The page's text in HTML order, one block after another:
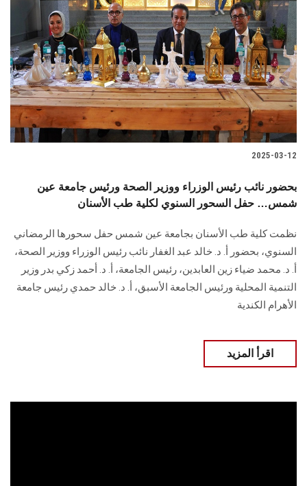
2025-03-12
بحضور نائب رئيس الوزراء ووزير الصحة ورئيس جامعة عين
شمس… حفل السحور السنوي لكلية طب الأسنان
نظمت كلية طب الأسنان بجامعة عين شمس حفل سحورها الرمضاني
السنوي، بحضور أ. د. خالد عبد الغفار نائب رئيس الوزراء ووزير الصحة،
أ. د. محمد ضياء زين العابدين، رئيس الجامعة، أ. د. أحمد زكي بدر وزير
التنمية المحلية ورئيس الجامعة الأسبق، أ. د. خالد حمدي رئيس جامعة
الأهرام الكندية
اقرأ المزيد